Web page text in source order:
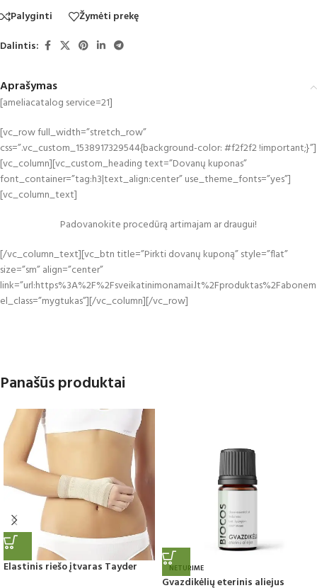
Palyginti
Žymėti prekę
Dalintis:
Aprašymas
[ameliacatalog service=21]
[vc_row full_width=”stretch_row”
css=”.vc_custom_1538917329544{background-color: #f2f2f2 !important;}”]
[vc_column][vc_custom_heading text=”Dovanų kuponas”
font_container=”tag:h3|text_align:center” use_theme_fonts=”yes”]
[vc_column_text]
Padovanokite procedūrą artimajam ar draugui!
[/vc_column_text][vc_btn title=”Pirkti dovanų kuponą” style=”flat”
size=”sm” align=”center”
el_class=”mygtukas”][/vc_column][/vc_row]
Panašūs produktai
Elastinis riešo įtvaras Tayder
NETURIME
Gvazdikėlių eterinis aliejus